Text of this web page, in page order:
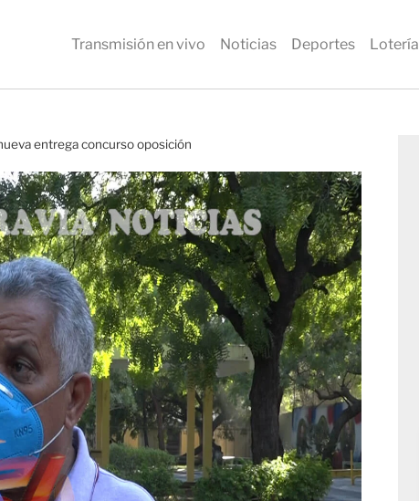
Transmisión en vivo Noticias Deportes Lotería
entrega concurso oposición